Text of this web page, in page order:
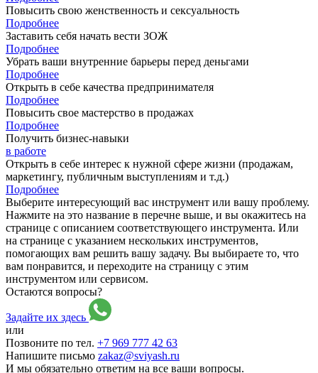
Повысить свою женственность и сексуальность
Подробнее
Заставить себя начать вести ЗОЖ
Подробнее
Убрать ваши внутренние барьеры перед деньгами
Подробнее
Открыть в себе качества предпринимателя
Подробнее
Повысить свое мастерство в продажах
Подробнее
Получить бизнес-навыки
в работе
Открыть в себе интерес к нужной сфере жизни (продажам,
маркетингу, публичным выступлениям и т.д.)
Подробнее
Выберите интересующий вас инструмент или вашу проблему.
Нажмите на это название в перечне выше, и вы окажитесь на
странице с описанием соответствующего инструмента. Или
на странице с указанием нескольких инструментов,
помогающих вам решить вашу задачу. Вы выбираете то, что
вам понравится, и переходите на страницу с этим
инструментом или сервисом.
Остаются вопросы?
Задайте их здесь
или
Позвоните по тел. +7 969 777 42 63
Напишите письмо zakaz@sviyash.ru
И мы обязательно ответим на все ваши вопросы.